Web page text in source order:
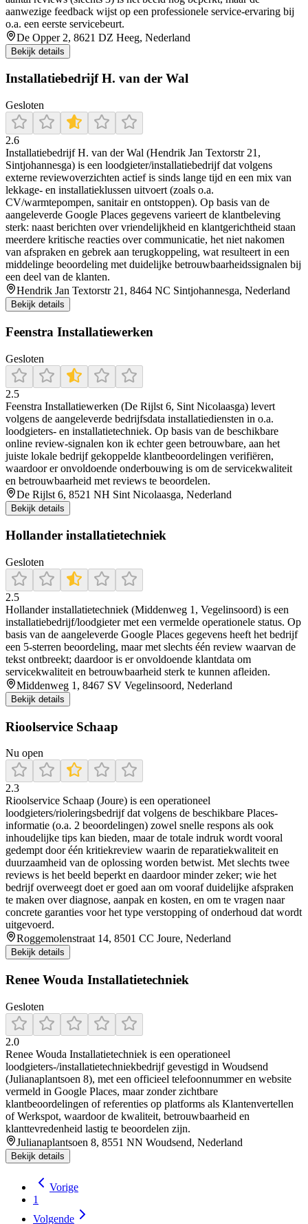
aanwezige feedback wijst op een professionele service-ervaring bij
o.a. een eerste servicebeurt.
De Opper 2, 8621 DZ Heeg, Nederland
Bekijk details
Installatiebedrijf H. van der Wal
Gesloten
2.6
Installatiebedrijf H. van der Wal (Hendrik Jan Textorstr 21,
Sintjohannesga) is een loodgieter/installatiebedrijf dat volgens
externe reviewoverzichten actief is sinds lange tijd en een mix van
lekkage- en installatieklussen uitvoert (zoals o.a.
CV/warmtepompen, sanitair en ontstoppen). Op basis van de
aangeleverde Google Places gegevens varieert de klantbeleving
sterk: naast berichten over vriendelijkheid en klantgerichtheid staan
meerdere kritische reacties over communicatie, het niet nakomen
van afspraken en gebrek aan terugkoppeling, wat resulteert in een
middelinge beoordeling met duidelijke betrouwbaarheidssignalen bij
een deel van de klanten.
Hendrik Jan Textorstr 21, 8464 NC Sintjohannesga, Nederland
Bekijk details
Feenstra Installatiewerken
Gesloten
2.5
Feenstra Installatiewerken (De Rijlst 6, Sint Nicolaasga) levert
volgens de aangeleverde bedrijfsdata installatiediensten in o.a.
loodgieters- en installatietechniek. Op basis van de beschikbare
online review-signalen kon ik echter geen betrouwbare, aan het
juiste lokale bedrijf gekoppelde klantbeoordelingen verifiëren,
waardoor er onvoldoende onderbouwing is om de servicekwaliteit
en betrouwbaarheid met reviews te beoordelen.
De Rijlst 6, 8521 NH Sint Nicolaasga, Nederland
Bekijk details
Hollander installatietechniek
Gesloten
2.5
Hollander installatietechniek (Middenweg 1, Vegelinsoord) is een
installatiebedrijf/loodgieter met een vermelde operationele status. Op
basis van de aangeleverde Google Places gegevens heeft het bedrijf
een 5-sterren beoordeling, maar met slechts één review waarvan de
tekst ontbreekt; daardoor is er onvoldoende klantdata om
servicekwaliteit en betrouwbaarheid sterk te kunnen afleiden.
Middenweg 1, 8467 SV Vegelinsoord, Nederland
Bekijk details
Rioolservice Schaap
Nu open
2.3
Rioolservice Schaap (Joure) is een operationeel
loodgieters/rioleringsbedrijf dat volgens de beschikbare Places-
informatie (o.a. 2 beoordelingen) zowel snelle respons als ook
inhoudelijke tips kan bieden, maar de totale indruk wordt vooral
gedempt door één kritiekreview waarin de reparatiekwaliteit en
duurzaamheid van de oplossing worden betwist. Met slechts twee
reviews is het beeld beperkt en daardoor minder zeker; wie het
bedrijf overweegt doet er goed aan om vooraf duidelijke afspraken
te maken over diagnose, aanpak en kosten, en om te vragen naar
concrete garanties voor het type verstopping of onderhoud dat wordt
uitgevoerd.
Roggemolenstraat 14, 8501 CC Joure, Nederland
Bekijk details
Renee Wouda Installatietechniek
Gesloten
2.0
Renee Wouda Installatietechniek is een operationeel
loodgieters-/installatietechniekbedrijf gevestigd in Woudsend
(Julianaplantsoen 8), met een officieel telefoonnummer en website
vermeld in Google Places, maar zonder zichtbare
klantbeoordelingen of referenties op platforms als Klantenvertellen
of Werkspot, waardoor de kwaliteit, betrouwbaarheid en
klanttevredenheid lastig te beoordelen zijn.
Julianaplantsoen 8, 8551 NN Woudsend, Nederland
Bekijk details
Vorige
1
Volgende